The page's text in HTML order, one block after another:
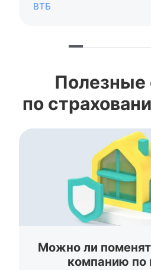
ВТБ
Полезные
по
Можно ли
компанию по